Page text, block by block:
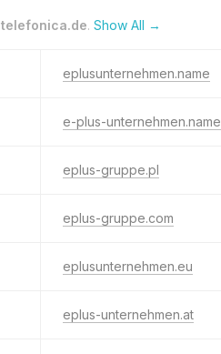
telefonica.de. Show All →
eplusunternehmen.name
e-plus-unternehmen.name
eplus-gruppe.pl
eplus-gruppe.com
eplusunternehmen.eu
eplus-unternehmen.at